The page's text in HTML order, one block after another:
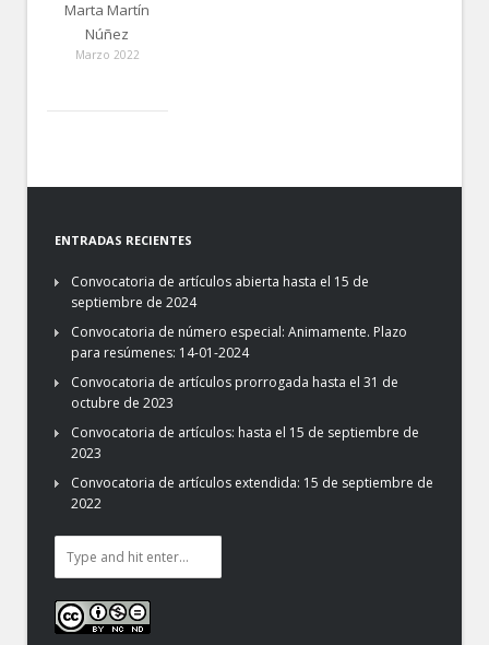
Marta Martín
Núñez
Marzo 2022
ENTRADAS RECIENTES
Convocatoria de artículos abierta hasta el 15 de
septiembre de 2024
Convocatoria de número especial: Animamente. Plazo
para resúmenes: 14-01-2024
Convocatoria de artículos prorrogada hasta el 31 de
octubre de 2023
Convocatoria de artículos: hasta el 15 de septiembre de
2023
Convocatoria de artículos extendida: 15 de septiembre de
2022